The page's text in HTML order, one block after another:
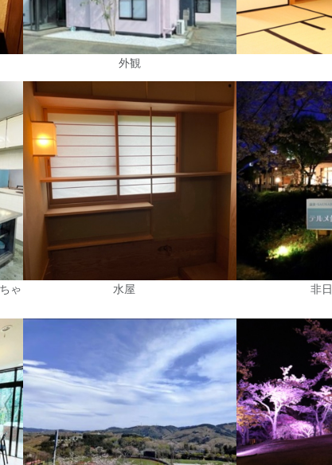
外観
ゃ 水屋 非